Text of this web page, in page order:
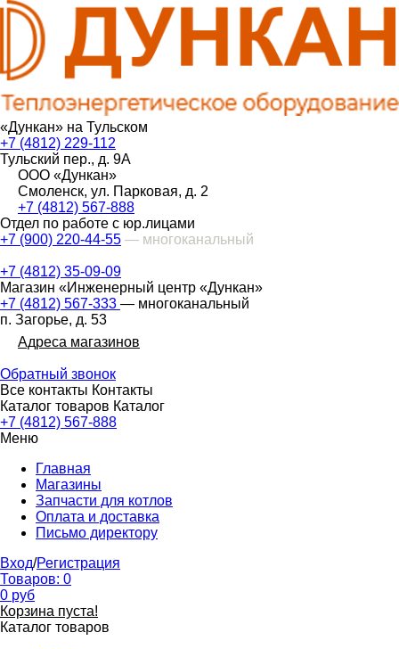
«Дункан» на Тульском
+7 (4812) 229-112
Тульский пер., д. 9А
ООО «Дункан»
Смоленск, ул. Парковая, д. 2
+7 (4812) 567-888
Отдел по работе с юр.лицами
+7 (900) 220-44-55 — многоканальный
+7 (4812) 35-09-09
Магазин «Инженерный центр «Дункан»
+7 (4812) 567-333 — многоканальный
п. Загорье, д. 53
Адреса магазинов
Обратный звонок
Все контакты Контакты
Каталог товаров Каталог
+7 (4812) 567-888
Меню
Главная
Магазины
Запчасти для котлов
Оплата и доставка
Письмо директору
Вход/Регистрация
Товаров: 0
0 руб
Корзина пуста!
Каталог товаров